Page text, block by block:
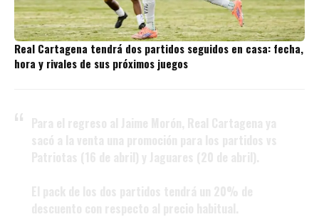
Real Cartagena tendrá dos partidos seguidos en casa: fecha,
hora y rivales de sus próximos juegos